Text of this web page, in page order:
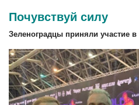
Почувствуй силу
Зеленоградцы приняли участие